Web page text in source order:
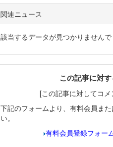
関連ニュース
該当するデータが見つかりませんで
この記事に対
[この記事に対してコ
下記のフォームより、有料会員ま
い。
有料会員登録フォー